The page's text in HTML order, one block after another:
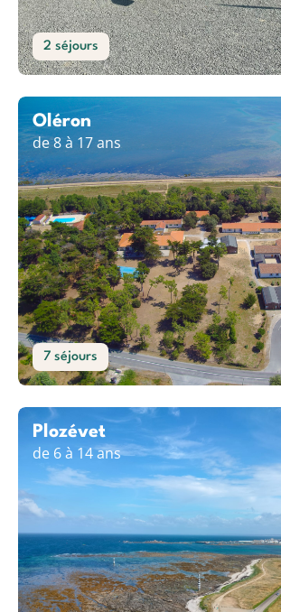
2 séjours
Oléron
de 8 à 17 ans
7 séjours
Plozévet
de 6 à 14 ans